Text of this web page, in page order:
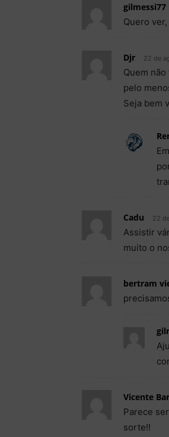
gilmessi77
Quero
Djr 22 de
Quem
pelo
Seja bem
Cadu 22
Assistir
muito o
bertram
Vicente
Parece
sorte!!